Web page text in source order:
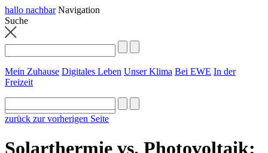
hallo nachbar Navigation
Suche
Mein Zuhause Digitales Leben Unser Klima Bei EWE In der
Freizeit
zurück zur vorherigen Seite
Solarthermie vs. Photovoltaik: